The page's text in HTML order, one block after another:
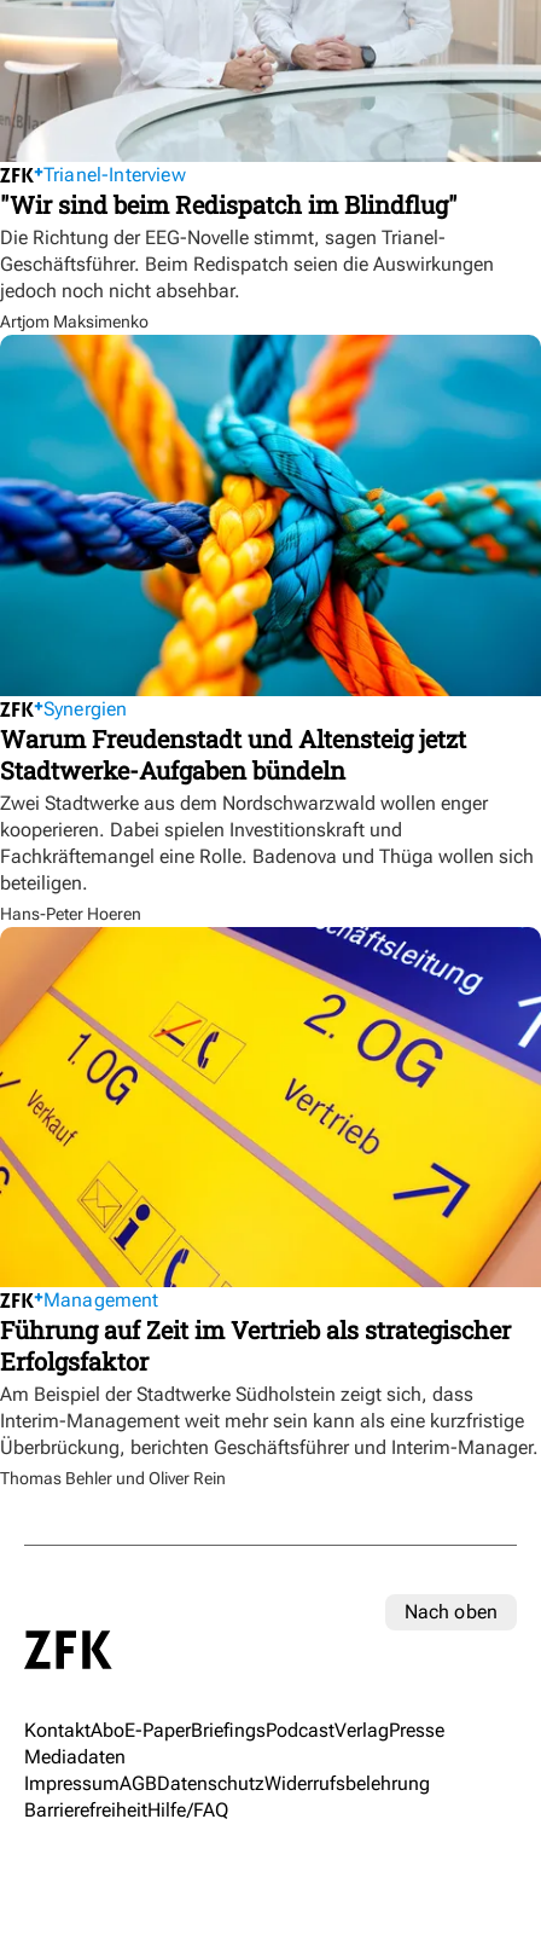
Trianel-Interview
"Wir sind beim Redispatch im Blindflug"
Die Richtung der EEG-Novelle stimmt, sagen Trianel-
Geschäftsführer. Beim Redispatch seien die Auswirkungen
jedoch noch nicht absehbar.
Artjom Maksimenko
Synergien
Warum Freudenstadt und Altensteig jetzt
Stadtwerke-Aufgaben bündeln
Zwei Stadtwerke aus dem Nordschwarzwald wollen enger
kooperieren. Dabei spielen Investitionskraft und
Fachkräftemangel eine Rolle. Badenova und Thüga wollen sich
beteiligen.
Hans-Peter Hoeren
Management
Führung auf Zeit im Vertrieb als strategischer
Erfolgsfaktor
Am Beispiel der Stadtwerke Südholstein zeigt sich, dass
Interim-Management weit mehr sein kann als eine kurzfristige
Überbrückung, berichten Geschäftsführer und Interim-Manager.
Thomas Behler und Oliver Rein
Nach oben
KontaktAboE-PaperBriefingsPodcastVerlagPresse
Mediadaten
ImpressumAGBDatenschutzWiderrufsbelehrung
BarrierefreiheitHilfe/FAQ